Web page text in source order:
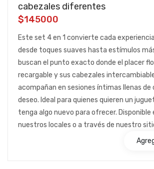
cabezales diferentes
$145000
Este set 4 en 1 convierte cada
desde toques suaves hasta estímulos
buscan el punto exacto donde el placer
recargable y sus cabezales
acompañan en sesiones íntimas llenas
deseo. Ideal para quienes quieren un
tenga algo nuevo para ofrecer. Disponible
nuestros locales o a través de nuestro